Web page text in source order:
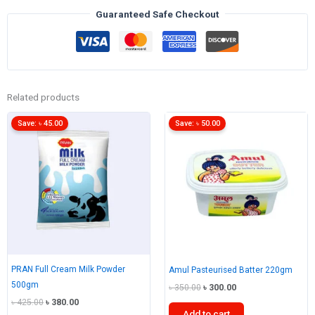
Guaranteed Safe Checkout
Related products
PRAN Full Cream Milk Powder
500gm
৳425.00 Original
৳ 380.00Current
Save: ৳ 45.00
Amul Pasteurised Batter 220gm
৳350.00 Original
was:
৳ 300.00Current
Save: ৳ 50.00